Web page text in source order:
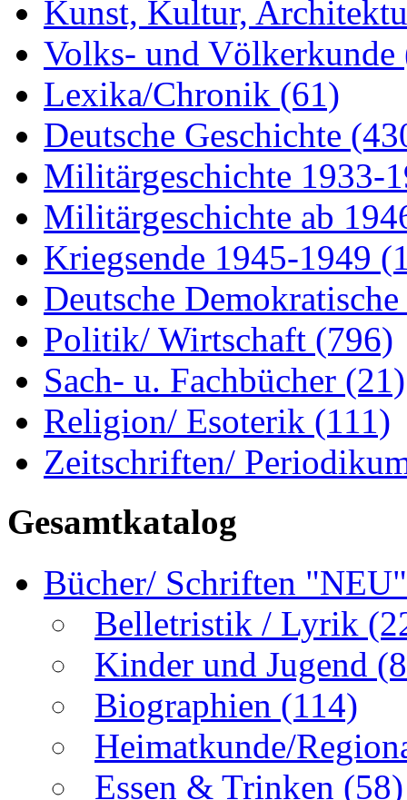
Kunst, Kultur,
Volks- und Völkerkunde
Lexika/Chronik (61)
Deutsche Geschichte
Militärgeschichte 1933-
Militärgeschichte ab
Kriegsende 1945-1949
Deutsche
Politik/ Wirtschaft (796)
Sach- u. Fachbücher (21)
Religion/ Esoterik (111)
Zeitschriften/
Gesamtkatalog
Bücher/ Schriften
Belletristik / Lyrik
Kinder und Jugend
Biographien (114)
Heimatkunde/
Essen & Trinken (58)